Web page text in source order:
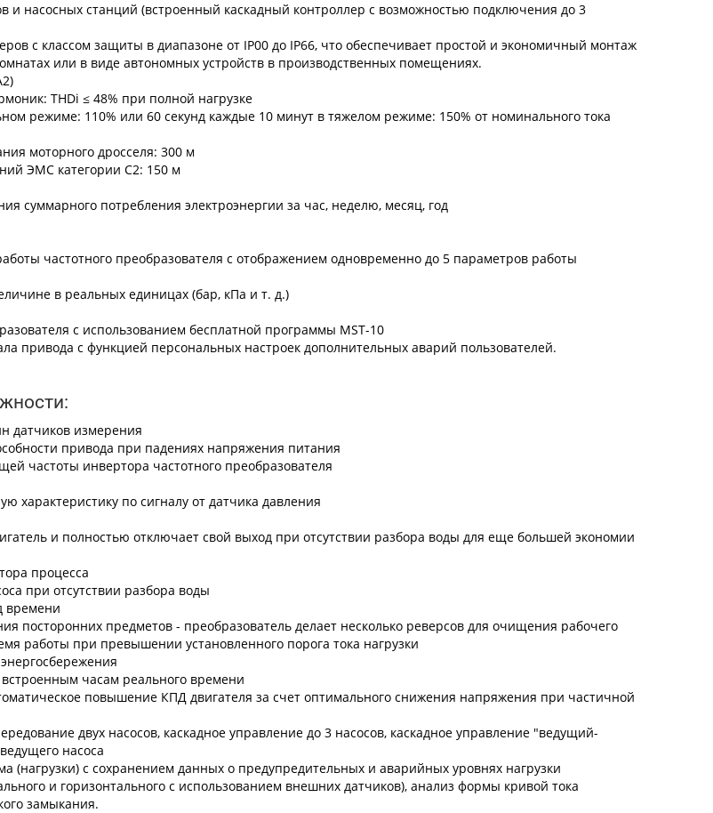
насосных станций (встроенный каскадный контроллер с возможностью подключения до 3
с классом защиты в диапазоне от IP00 до IP66, что обеспечивает простой и экономичный монтаж
или в виде автономных устройств в производственных помещениях.
THDi ≤ 48% при полной нагрузке
режиме: 110% или 60 секунд каждые 10 минут в тяжелом режиме: 150% от номинального тока
моторного дросселя: 300 м
ЭМС категории C2: 150 м
суммарного потребления электроэнергии за час, неделю, месяц, год
частотного преобразователя с отображением одновременно до 5 параметров работы
в реальных единицах (бар, кПа и т. д.)
с использованием бесплатной программы MST-10
привода с функцией персональных настроек дополнительных аварий пользователей.
датчиков измерения
привода при падениях напряжения питания
частоты инвертора частотного преобразователя
характеристику по сигналу от датчика давления
и полностью отключает свой выход при отсутствии разбора воды для еще большей экономии
процесса
при отсутствии разбора воды
времени
посторонних предметов - преобразователь делает несколько реверсов для очищения рабочего
работы при превышении установленного порога тока нагрузки
часам реального времени
повышение КПД двигателя за счет оптимального снижения напряжения при частичной
двух насосов, каскадное управление до 3 насосов, каскадное управление "ведущий-
насоса
(нагрузки) с сохранением данных о предупредительных и аварийных уровнях нагрузки
и горизонтального с использованием внешних датчиков), анализ формы кривой тока
замыкания.